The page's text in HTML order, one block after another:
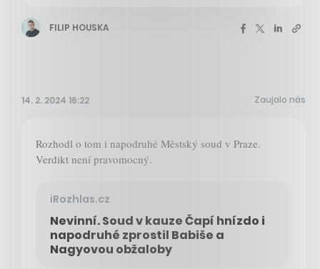
FILIP HOUSKA
14. 2. 2024 16:22 Zaujalo nás
Rozhodl o tom i napodruhé Městský soud v Praze.
Verdikt není pravomocný.
iRozhlas.cz
Nevinní. Soud v kauze Čapí hnízdo i
napodruhé zprostil Babiše a
Nagyovou obžaloby